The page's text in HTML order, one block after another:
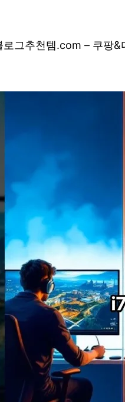
로그추천템.com – 쿠팡&